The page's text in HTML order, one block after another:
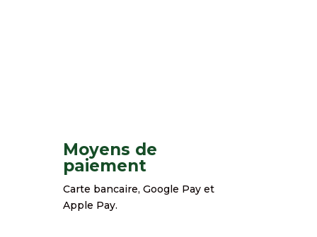
Moyens de
paiement
Carte bancaire, Google Pay et
Apple Pay.